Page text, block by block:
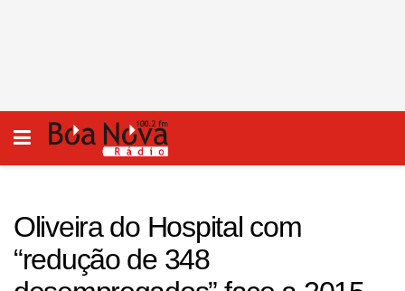
Oliveira do Hospital com
“redução de 348